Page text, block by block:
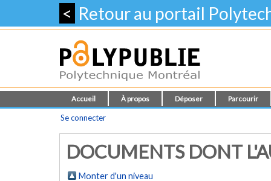
< Retour au portail
Accueil À propos Déposer Parcourir
Se connecter
DOCUMENTS DONT
Monter d'un niveau